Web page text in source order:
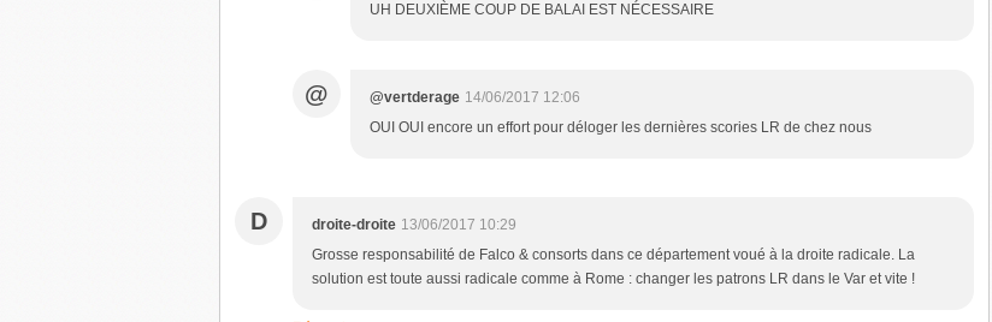
UH DEUXIÈME COUP DE BALAI EST NÉCESSAIRE
@ @vertderage 14/06/2017 12:06
OUI OUI encore un effort pour déloger les dernières scories LR de chez nous
D droite-droite 13/06/2017 10:29
Grosse responsabilité de Falco & consorts dans ce département voué à la droite radicale. La
solution est toute aussi radicale comme à Rome : changer les patrons LR dans le Var et vite !